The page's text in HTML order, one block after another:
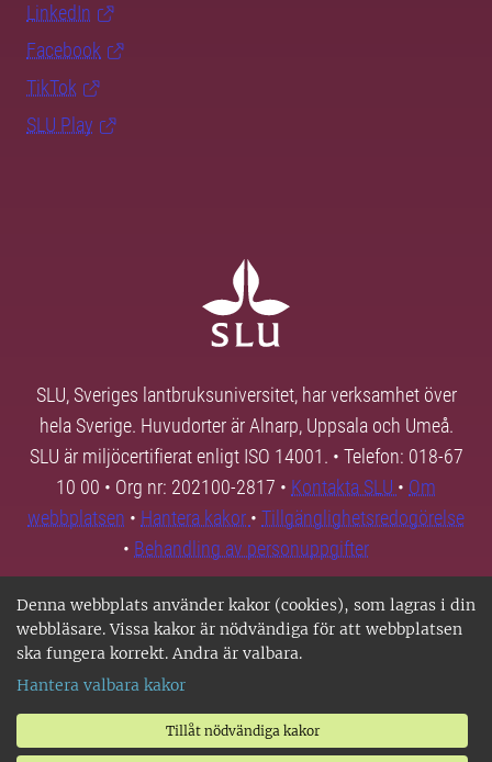
Denna webbplats använder kakor (cookies), som lagras i din
webbläsare. Vissa kakor är nödvändiga för att webbplatsen
ska fungera korrekt. Andra är valbara.
Hantera valbara kakor
Tillåt nödvändiga kakor
LinkedIn
Facebook
TikTok
SLU Play
SLU, Sveriges lantbruksuniversitet, har verksamhet över
hela Sverige. Huvudorter är Alnarp, Uppsala och Umeå.
SLU är miljöcertifierat enligt ISO 14001. • Telefon: 018-67
10 00 • Org nr: 202100-2817 • Kontakta SLU • Om
webbplatsen • Hantera kakor • Tillgänglighetsredogörelse
• Behandling av personuppgifter